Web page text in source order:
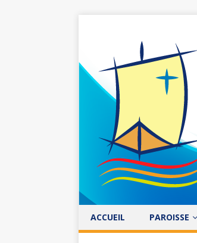
ACCUEIL PAROISSE